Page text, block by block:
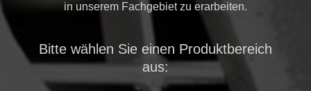
in unserem Fachgebiet zu erarbeiten.
Bitte wählen Sie einen Produktbereich
aus: